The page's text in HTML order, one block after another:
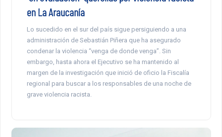
en La Araucanía
Lo sucedido en el sur del país sigue persiguiendo a una
administración de Sebastián Piñera que ha asegurado
condenar la violencia “venga de donde venga”. Sin
embargo, hasta ahora el Ejecutivo se ha mantenido al
margen de la investigación que inició de oficio la Fiscalía
regional para buscar a los responsables de una noche de
grave violencia racista.